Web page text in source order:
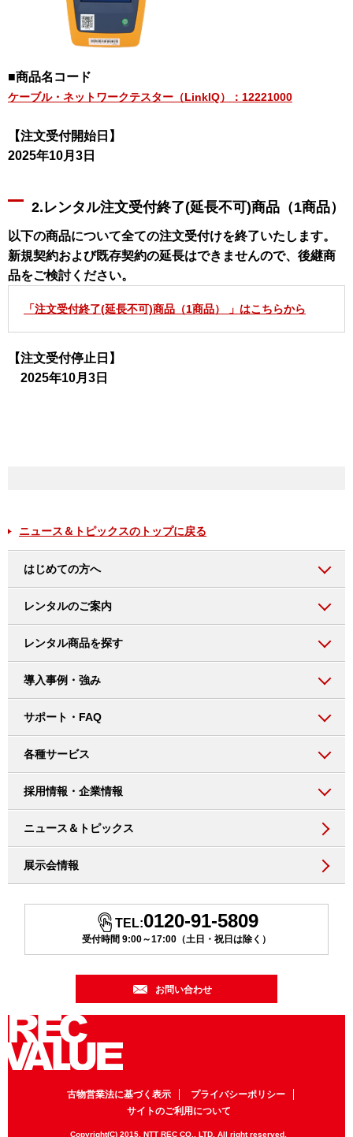
■商品名コード
ケーブル・ネットワークテスター（LinkIQ）：12221000
【注文受付開始日】
2025年10月3日
2.レンタル注文受付終了(延長不可)商品（1商品）
以下の商品について全ての注文受付けを終了いたします。
新規契約および既存契約の延長はできませんので、後継商
品をご検討ください。
「注文受付終了(延長不可)商品（1商品） 」はこちらから
【注文受付停止日】
2025年10月3日
ニュース＆トピックスのトップに戻る
はじめての方へ
レンタルのご案内
レンタル商品を探す
導入事例・強み
サポート・FAQ
各種サービス
採用情報・企業情報
ニュース＆トピックス
展示会情報
TEL:0120-91-5809
受付時間 9:00～17:00（土日・祝日は除く）
お問い合わせ
古物営業法に基づく表示
プライバシーポリシー
サイトのご利用について
Copyright(C) 2015, NTT REC CO., LTD. All right reserved.